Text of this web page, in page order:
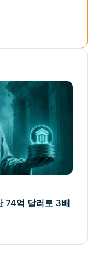
74억 달러로 3배